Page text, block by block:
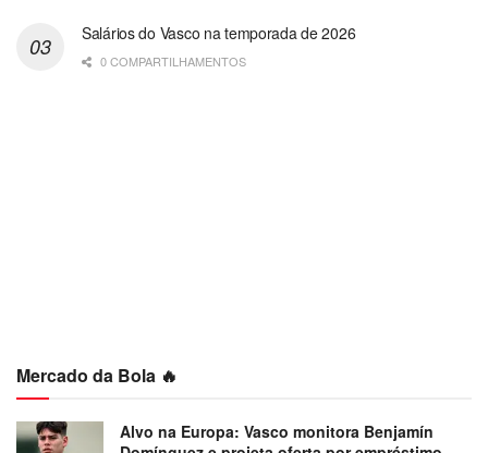
Salários do Vasco na temporada de 2026
0 COMPARTILHAMENTOS
Mercado da Bola 🔥
Alvo na Europa: Vasco monitora Benjamín